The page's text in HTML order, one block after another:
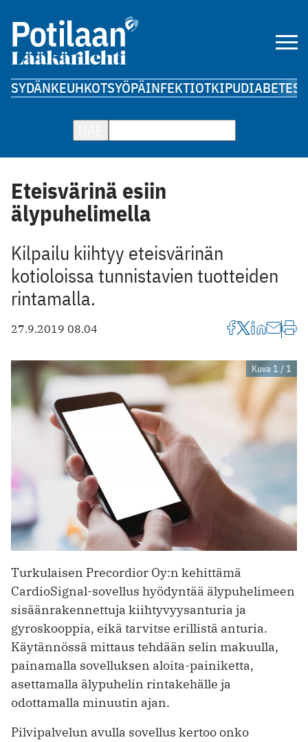
SYDÄNKEUHKOTSYÖPÄINFEKTIOTKIPUDIABETES
Eteisvärinä esiin
älypuhelimella
Kilpailu kiihtyy eteisvärinän
kotioloissa tunnistavien ­tuotteiden
rintamalla.
27.9.2019 08.04
Kuva 1 / 1
Turkulaisen Precordior Oy:n kehittämä
CardioSignal-­sovellus hyödyntää älypuhelimeen
sisäänrakennettuja kiihtyvyysanturia ja
gyroskooppia, eikä tarvitse erillistä anturia.
Käytännössä mittaus tehdään selin makuulla,
painamalla sovelluksen aloita-painiketta,
asettamalla älypuhelin rintakehälle ja
odottamalla minuutin ajan.
Pilvipalvelun avulla sovellus kertoo onko